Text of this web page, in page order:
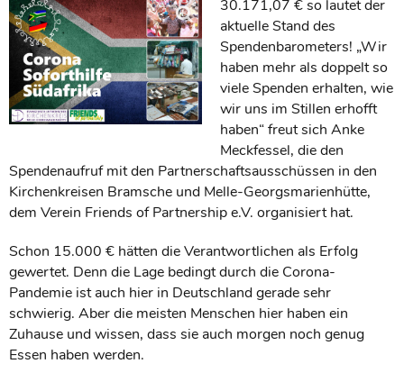
30.171,07 € so lautet der
aktuelle Stand des
Spendenbarometers! „Wir
haben mehr als doppelt so
viele Spenden erhalten, wie
wir uns im Stillen erhofft
haben“ freut sich Anke
Meckfessel, die den
Spendenaufruf mit den Partnerschaftsausschüssen in den
Kirchenkreisen Bramsche und Melle-Georgsmarienhütte,
dem Verein Friends of Partnership e.V. organisiert hat.
Schon 15.000 € hätten die Verantwortlichen als Erfolg
gewertet. Denn die Lage bedingt durch die Corona-
Pandemie ist auch hier in Deutschland gerade sehr
schwierig. Aber die meisten Menschen hier haben ein
Zuhause und wissen, dass sie auch morgen noch genug
Essen haben werden.